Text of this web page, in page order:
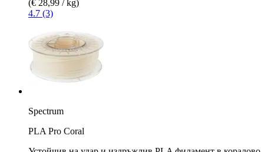
(€ 28,99 / kg)
4.7 (3)
Spectrum
PLA Pro Coral